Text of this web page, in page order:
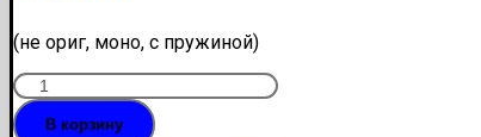
(не ориг, моно, с пружиной)
Количество
Щётки
5x12x35В корзину